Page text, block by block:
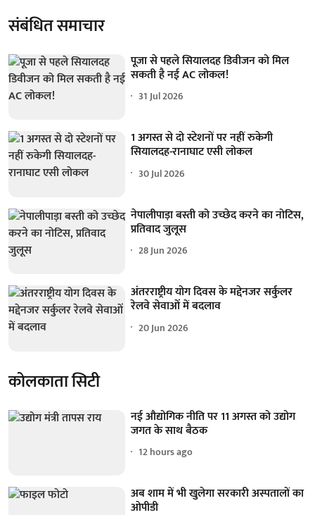
संबंधित समाचार
पूजा से पहले सियालदह डिवीजन को मिल
सकती है नई AC लोकल!
31 Jul 2026
1 अगस्त से दो स्टेशनों पर नहीं रुकेगी
सियालदह-रानाघाट एसी लोकल
30 Jul 2026
नेपालीपाड़ा बस्ती को उच्छेद करने का नोटिस,
प्रतिवाद जुलूस
28 Jun 2026
अंतरराष्ट्रीय योग दिवस के मद्देनजर सर्कुलर
रेलवे सेवाओं में बदलाव
20 Jun 2026
कोलकाता सिटी
नई औद्योगिक नीति पर 11 अगस्त को उद्योग
जगत के साथ बैठक
12 hours ago
अब शाम में भी खुलेगा सरकारी अस्पतालों का
ओपीडी